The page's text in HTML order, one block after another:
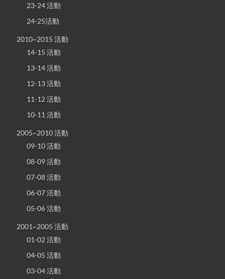
23-24 活動
24-25活動
2010~2015 活動
14-15 活動
13-14 活動
12-13 活動
11-12 活動
10-11 活動
2005~2010 活動
09-10 活動
08-09 活動
07-08 活動
06-07 活動
05-06 活動
2001~2005 活動
01-02 活動
04-05 活動
03-04 活動